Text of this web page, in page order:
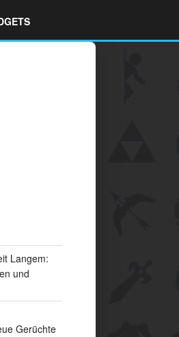
Langem:
und
Gerüchte